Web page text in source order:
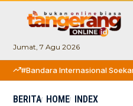
Jumat, 7 Agu 2026
#Bandara Internasional
BERITA HOME INDEX